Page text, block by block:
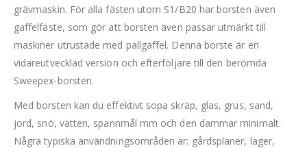
grävmaskin. För alla fästen utom S1/B20 har borsten även
gaffelfäste, som gör att borsten även passar utmärkt till
maskiner utrustade med pallgaffel. Denna borste är en
vidareutvecklad version och efterföljare till den berömda
Sweepex-borsten.
Med borsten kan du effektivt sopa skräp, glas, grus, sand,
jord, snö, vatten, spannmål mm och den dammar minimalt.
Några typiska användningsområden är: gårdsplaner, lager,